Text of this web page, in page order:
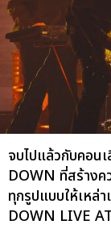
จบไปแล้วกับคอน
DOWN ที่สร้างค
ทุกรูปแบบให้เหล่
DOWN LIVE